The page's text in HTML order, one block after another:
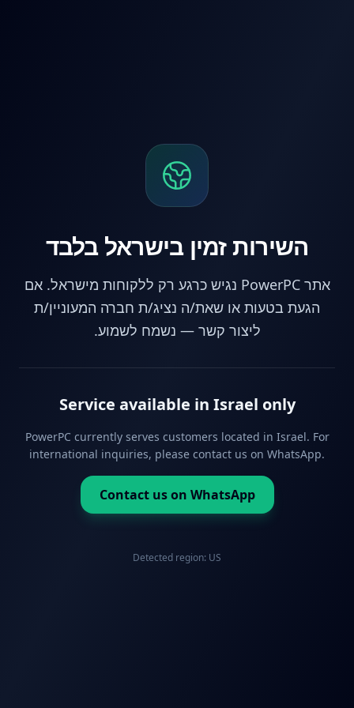
השירות זמין בישראל בלבד
אתר PowerPC נגיש כרגע רק ללקוחות מישראל. אם
הגעת בטעות או שאת/ה נציג/ת חברה המעוניין/ת
ליצור קשר — נשמח לשמוע.
Service available in Israel only
PowerPC currently serves customers located in Israel. For
international inquiries, please contact us on WhatsApp.
Contact us on WhatsApp
Detected region: US